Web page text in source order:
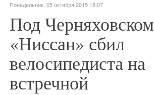
Понедельник, 05 октября 2015 18:07
Под Черняховском
«Ниссан» сбил
велосипедиста на
встречной